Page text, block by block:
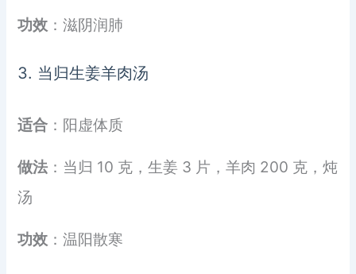
功效 ：滋阴润肺
3. 当归生姜羊肉汤
适合 ：阳虚体质
做法 ：当归 10 克，生姜 3 片，羊肉 200 克，炖
汤
功效 ：温阳散寒